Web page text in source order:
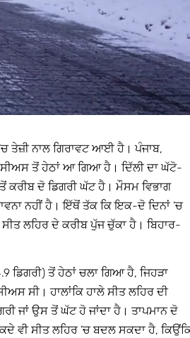
ਤੇਜ਼ੀ ਨਾਲ ਗਿਰਾਵਟ ਆਈ ਹੈ। ਪੰਜਾਬ,
ਤੋਂ ਹੇਠਾਂ ਆ ਗਿਆ ਹੈ। ਦਿੱਲੀ ਦਾ ਘੱਟੋ-
ਕਰੀਬ ਦੋ ਡਿਗਰੀ ਘੱਟ ਹੈ। ਮੌਸਮ ਵਿਭਾਗ
ਨਹੀਂ ਹੈ। ਇੱਥੋਂ ਤੱਕ ਕਿ ਇਕ-ਦੋ ਦਿਨਾਂ ’ਚ
ਲਹਿਰ ਦੇ ਕਰੀਬ ਪੁੱਜ ਚੁੱਕਾ ਹੈ। ਬਿਹਾਰ-
ਡਿਗਰੀ) ਤੋਂ ਹੇਠਾਂ ਚਲਾ ਗਿਆ ਹੈ, ਜਿਹੜਾ
ਸੀ। ਹਾਲਾਂਕਿ ਹਾਲੇ ਸੀਤ ਲਹਿਰ ਦੀ
ਜਾਂ ਉਸ ਤੋਂ ਘੱਟ ਹੋ ਜਾਂਦਾ ਹੈ। ਤਾਪਮਾਨ ਦੋ
ਕਦੇ ਵੀ ਸੀਤ ਲਹਿਰ ’ਚ ਬਦਲ ਸਕਦਾ ਹੈ,